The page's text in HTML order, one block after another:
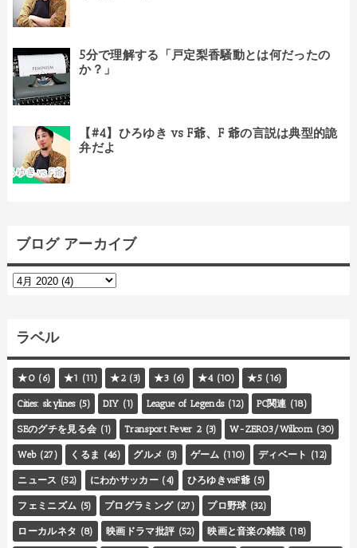
5分で理解する「戸定梨香騒動とは何だったの
か？」
【#4】ひろゆき vs F爺、F 爺の言説は典型的詭
弁だよ
ブログ アーカイブ
ラベル
★0 (6) ★1 (11) ★2 (3) ★3 (6) ★4 (10) ★5 (16)
Cities: skylines (5) DIY (1) League of Legends (12) PC関連 (18)
SEのグチを見る会 (1) Transport Fever 2 (3) W-ZERO3/Willcom (30)
Web (27) くるま (46) グルメ (3) ゲーム (110) ディベート (12)
ニュース (52) にわかサッカー (4) ひろゆきvsF爺 (5)
フェミニズム (5) プログラミング (27) プロ野球 (32)
ローカルネタ (8) 映画ドラマ批評 (52) 映画と音楽の雑談 (18)